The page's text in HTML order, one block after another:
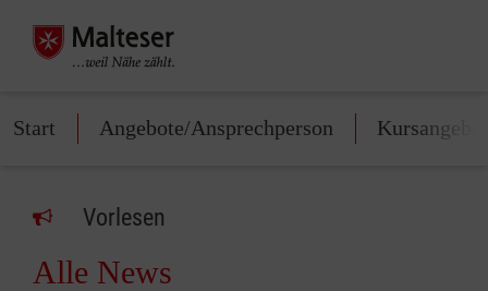
Start Angebote/Ansprechperson Kursangebot
Vorlesen
Alle News